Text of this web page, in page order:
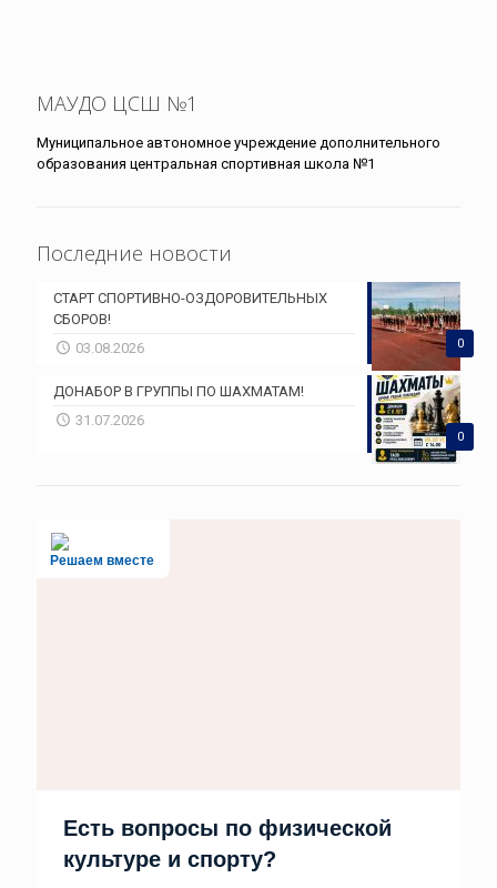
МАУДО ЦСШ №1
Муниципальное автономное учреждение дополнительного
образования центральная спортивная школа №1
Последние новости
0
СТАРТ СПОРТИВНО-ОЗДОРОВИТЕЛЬНЫХ
СБОРОВ!
03.08.2026
0
ДОНАБОР В ГРУППЫ ПО ШАХМАТАМ!
31.07.2026
Решаем вместе
Есть вопросы по физической
культуре и спорту?